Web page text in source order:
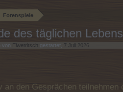
Forenspiele
des täglichen
von Elwetritsch gestartet, 7 Juli 2026
an den Gesprächen